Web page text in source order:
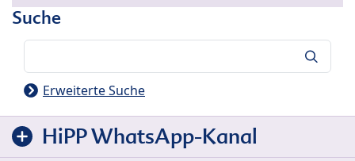
Suche
Erweiterte Suche
HiPP WhatsApp-Kanal